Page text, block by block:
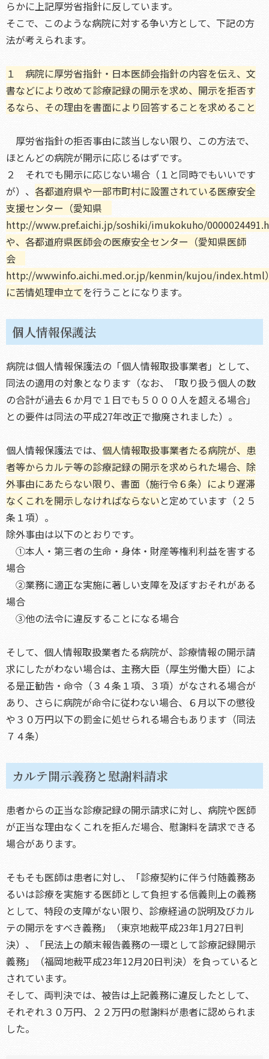
らかに上記厚労省指針に反しています。
そこで、このような病院に対する争い方として、下記の方
法が考えられます。
１ 病院に厚労省指針・日本医師会指針の内容を伝え、文
書などにより改めて診療記録の開示を求め、開示を拒否す
るなら、その理由を書面により回答することを求めること
厚労省指針の拒否事由に該当しない限り、この方法で、
ほとんどの病院が開示に応じるはずです。
２ それでも開示に応じない場合（１と同時でもいいです
が）、 各都道府県や一部市町村に設置されている医療安全
支援センター（愛知県
http://www.pref.aichi.jp/soshiki/imukokuho/
や、各都道府県医師会の医療安全センター（愛知県医師
会
http://wwwinfo.aichi.med.or.jp/kenmin/kujou/index.html
に苦情処理申立てを行うことになります。
個人情報保護法
病院は個人情報保護法の「個人情報取扱事業者」として、
同法の適用の対象となります（なお、「取り扱う個人の数
の合計が過去６か月で１日でも５０００人を超える場合」
との要件は同法の平成27年改正で撤廃されました）。
個人情報保護法では、 個人情報取扱事業者たる病院が、患
者等からカルテ等の診療記録の開示を求められた場合、除
外事由にあたらない限り、書面（施行令６条）により遅滞
なくこれを開示しなければならないと定めています（２５
条１項）。
除外事由は以下のとおりです。
①本人・第三者の生命・身体・財産等権利利益を害する
場合
②業務に適正な実施に著しい支障を及ぼすおそれがある
場合
③他の法令に違反することになる場合
そして、個人情報取扱業者たる病院が、診療情報の開示請
求にしたがわない場合は、主務大臣（厚生労働大臣）によ
る是正勧告・命令（３４条１項、３項）がなされる場合が
あり、さらに病院が命令に従わない場合、６月以下の懲役
や３０万円以下の罰金に処せられる場合もあります（同法
７４条）
カルテ開示義務と慰謝料請求
患者からの正当な診療記録の開示請求に対し、病院や医師
が正当な理由なくこれを拒んだ場合、慰謝料を請求できる
場合があります。
そもそも医師は患者に対し、「診療契約に伴う付随義務あ
るいは診療を実施する医師として負担する信義則上の義務
として、特段の支障がない限り、診療経過の説明及びカル
テの開示をすべき義務」（東京地裁平成23年1月27日判
決）、「民法上の顛末報告義務の一環として診療記録開示
義務」（福岡地裁平成23年12月20日判決）を負っていると
されています。
そして、両判決では、被告は上記義務に違反したとして、
それぞれ３０万円、２２万円の慰謝料が患者に認められま
した。